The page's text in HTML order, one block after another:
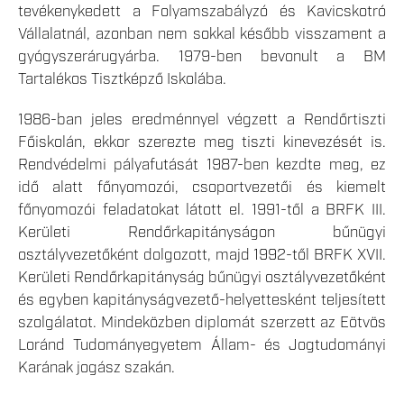
tevékenykedett a Folyamszabályzó és Kavicskotró
Vállalatnál, azonban nem sokkal később visszament a
gyógyszerárugyárba. 1979-ben bevonult a BM
Tartalékos Tisztképző Iskolába.
1986-ban jeles eredménnyel végzett a Rendőrtiszti
Főiskolán, ekkor szerezte meg tiszti kinevezését is.
Rendvédelmi pályafutását 1987-ben kezdte meg, ez
idő alatt főnyomozói, csoportvezetői és kiemelt
főnyomozói feladatokat látott el. 1991-től a BRFK III.
Kerületi Rendőrkapitányságon bűnügyi
osztályvezetőként dolgozott, majd 1992-től BRFK XVII.
Kerületi Rendőrkapitányság bűnügyi osztályvezetőként
és egyben kapitányságvezető-helyettesként teljesített
szolgálatot. Mindeközben diplomát szerzett az Eötvös
Loránd Tudományegyetem Állam- és Jogtudományi
Karának jogász szakán.